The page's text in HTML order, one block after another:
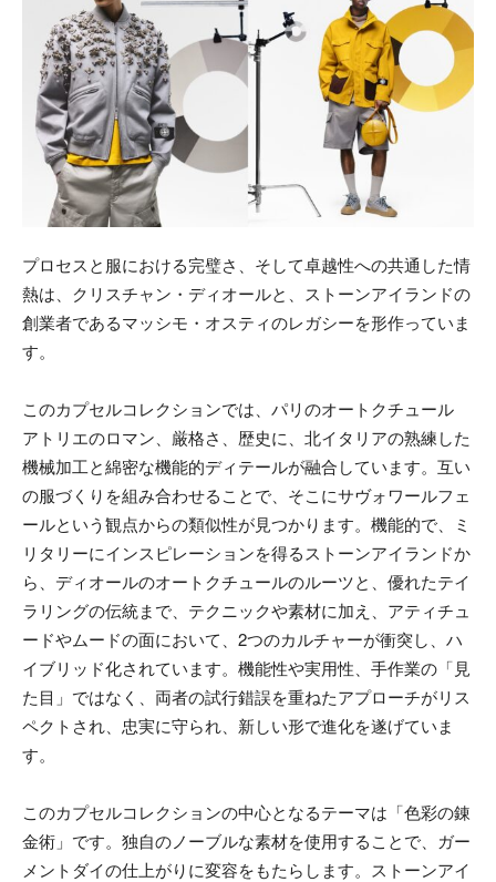
プロセスと服における完璧さ、そして卓越性への共通した情
熱は、クリスチャン・ディオールと、ストーンアイランドの
創業者であるマッシモ・オスティのレガシーを形作っていま
す。
このカプセルコレクションでは、パリのオートクチュール
アトリエのロマン、厳格さ、歴史に、北イタリアの熟練した
機械加工と綿密な機能的ディテールが融合しています。互い
の服づくりを組み合わせることで、そこにサヴォワールフェ
ールという観点からの類似性が見つかります。機能的で、ミ
リタリーにインスピレーションを得るストーンアイランドか
ら、ディオールのオートクチュールのルーツと、優れたテイ
ラリングの伝統まで、テクニックや素材に加え、アティチュ
ードやムードの面において、2つのカルチャーが衝突し、ハ
イブリッド化されています。機能性や実用性、手作業の「見
た目」ではなく、両者の試行錯誤を重ねたアプローチがリス
ペクトされ、忠実に守られ、新しい形で進化を遂げていま
す。
このカプセルコレクションの中心となるテーマは「色彩の錬
金術」です。独自のノーブルな素材を使用することで、ガー
メントダイの仕上がりに変容をもたらします。ストーンアイ